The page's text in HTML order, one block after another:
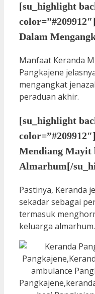
[su_highlight
Dalam
Manfaat Keranda
Pangkajene
mengangkat
peraduan akhir.
[su_highlight
Mendiang Mayit
Almarhum[/
Pastinya, Keranda
sekadar sebagai
termasuk
keluarga almarhum.